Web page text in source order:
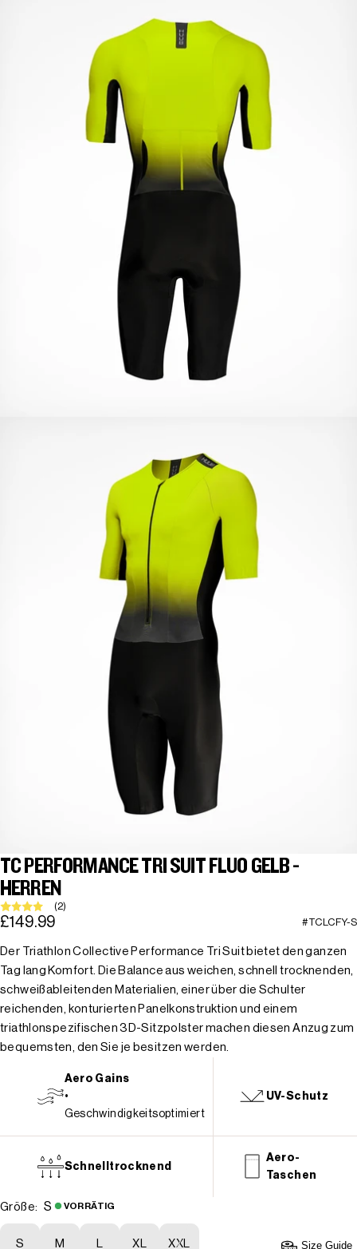
TC PERFORMANCE TRI SUIT FLUO GELB -
HERREN
(2)
£149.99 #TCLCFY-S
Der Triathlon Collective Performance Tri Suit bietet den ganzen
Tag lang Komfort. Die Balance aus weichen, schnell trocknenden,
schweißableitenden Materialien, einer über die Schulter
reichenden, konturierten Panelkonstruktion und einem
triathlonspezifischen 3D-Sitzpolster machen diesen Anzug zum
bequemsten, den Sie je besitzen werden.
Aero Gains
•
Geschwindigkeitsoptimiert
UV-Schutz
Schnelltrocknend
Aero-
Taschen
Größe: S VORRÄTIG
S M XL XXL Size Guide